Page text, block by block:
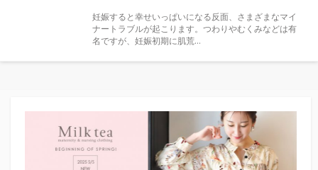
日
ゴ
リ
ー
妊娠すると幸せいっぱいになる反面、さまざまなマイ
ナートラブルが起こります。つわりやむくみなどは有
名ですが、妊娠初期に肌荒...